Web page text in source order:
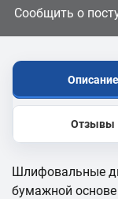
Сообщить о
Описание
Отзывы
Шлифовальные
бумажной